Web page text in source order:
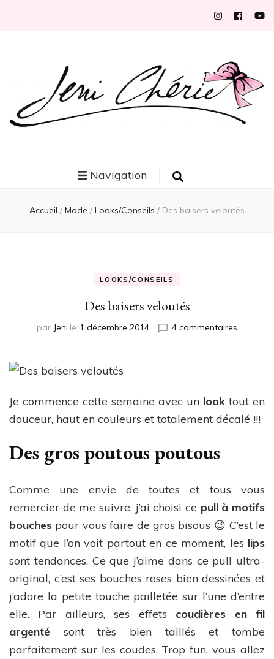
Navigation
Accueil / Mode / Looks/Conseils / Des baisers veloutés
LOOKS/CONSEILS
Des baisers veloutés
par Jeni le 1 décembre 2014 4 commentaires
Je commence cette semaine avec un look tout en
douceur, haut en couleurs et totalement décalé !!!
Des gros poutous poutous
Comme une envie de toutes et tous vous
remercier de me suivre, j’ai choisi ce pull à motifs
bouches pour vous faire de gros bisous 😉 C’est le
motif que l’on voit partout en ce moment, les lips
sont tendances. Ce que j’aime dans ce pull ultra-
original, c’est ses bouches roses bien dessinées et
j’adore la petite touche pailletée sur l’une d’entre
elle. Par ailleurs, ses effets coudières en fil
argenté sont très bien taillés et tombe
parfaitement sur les coudes. Trop fun, vous allez